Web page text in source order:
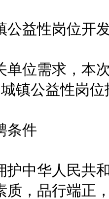
益性岗位开
位需求，本次
镇公益性岗位
件
中华人民共和
质，品行端正